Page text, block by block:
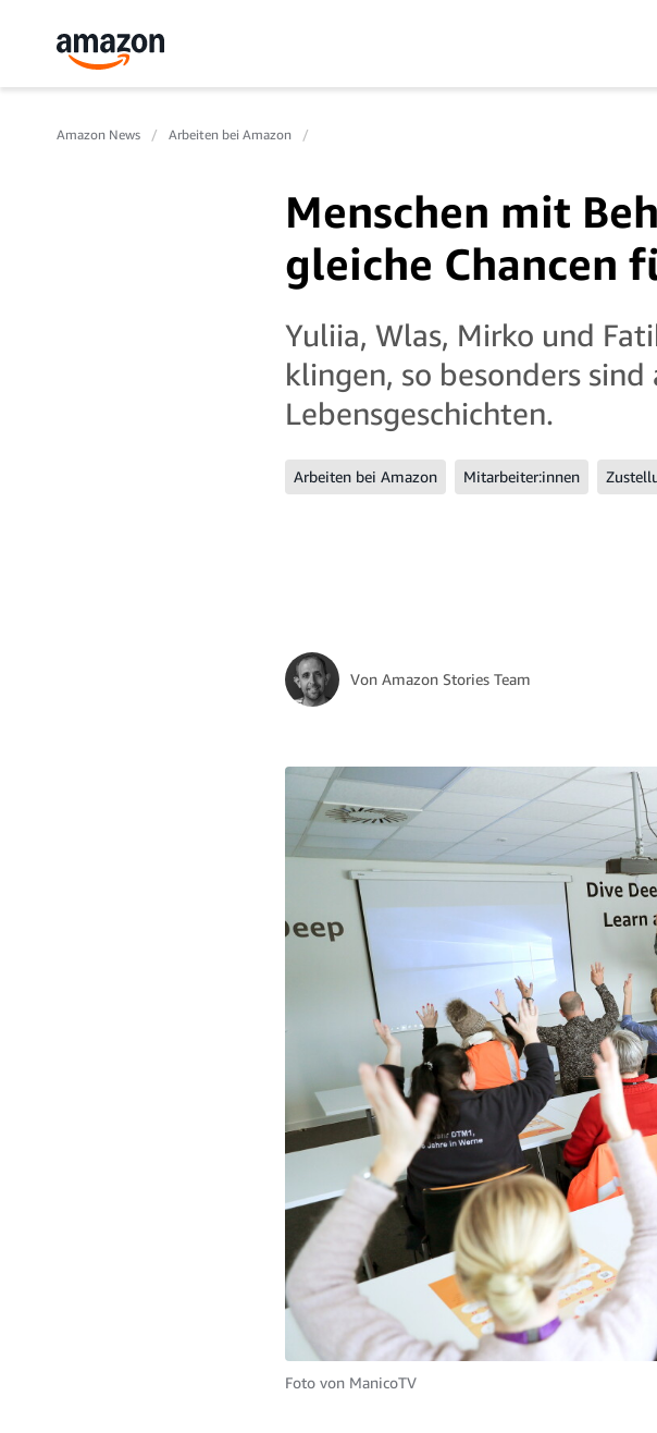
Amazon News Arbeiten bei Amazon
Menschen mit
gleiche Chancen
Yuliia, Wlas, Mirko und
klingen, so besonders
Lebensgeschichten.
Arbeiten bei Amazon Mitarbeiter:innen
Von Amazon Stories Team
Foto von ManicoTV